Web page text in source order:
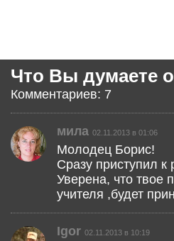
Что Вы думаете
Комментариев: 7
мила 02.11.2013 в 01:06
Молодец Борис!
Сразу приступил к
Уверена, что твое
учителя ,будет
Igor 02.11.2013 в 10:19